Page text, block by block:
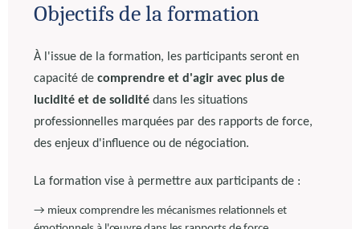
Objectifs de la formation
À l'issue de la formation, les participants seront en
capacité de comprendre et d'agir avec plus de
lucidité et de solidité dans les situations
professionnelles marquées par des rapports de force,
des enjeux d'influence ou de négociation.
La formation vise à permettre aux participants de :
→ mieux comprendre les mécanismes relationnels et